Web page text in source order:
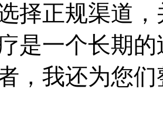
择正规渠道
是一个长期
，我还为您